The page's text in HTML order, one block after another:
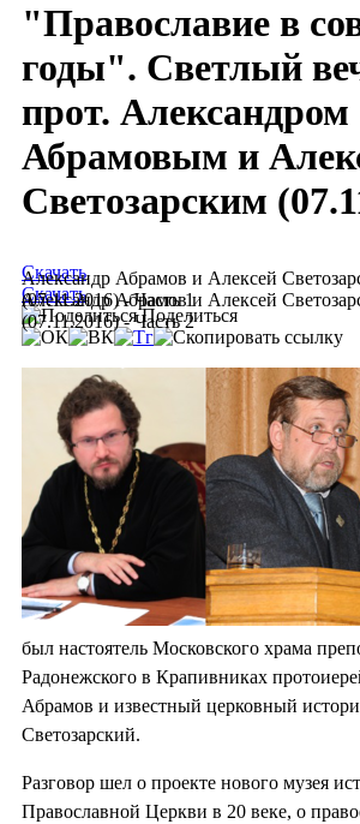
"Православие в
годы". Светлый
прот. Александром
Абрамовым и
Светозарским
Александр Абрамов и Алексей
(07.11.2016) - Часть 1
Скачать
Александр Абрамов и Алексей
(07.11.2016) - Часть 2
Скачать
Поделиться
был настоятель Московского храма
Радонежского в Крапивниках
Абрамов и известный церковный
Светозарский.
Разговор шел о проекте нового музея
Православной Церкви в 20 веке, о